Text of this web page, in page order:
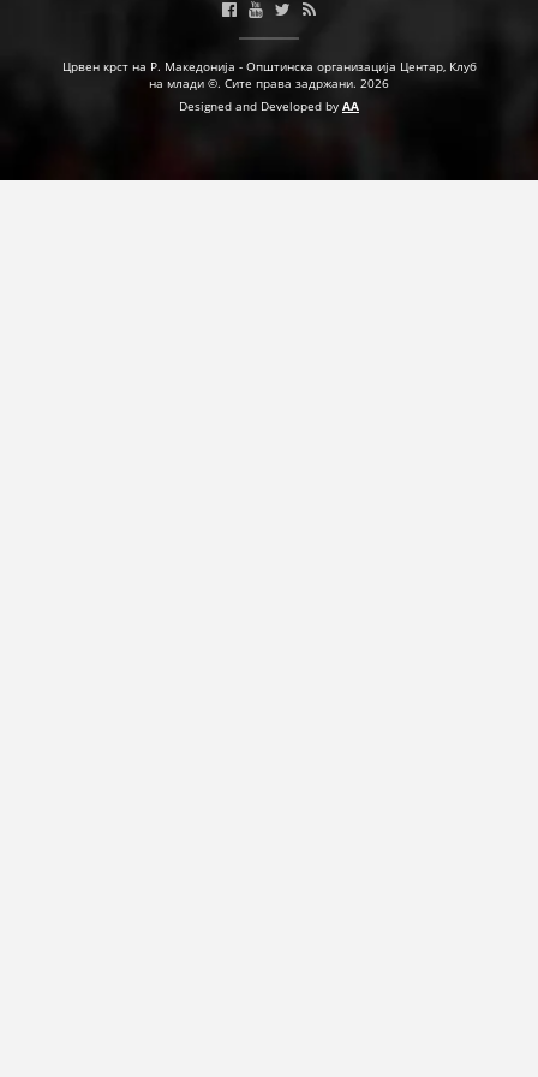
ДЕЈСТВУВАЊЕ
Црвен крст на Р. Македонија - Општинска организација Центар, Клуб
на млади ©. Сите права задржани. 2026
Designed and Developed by AA